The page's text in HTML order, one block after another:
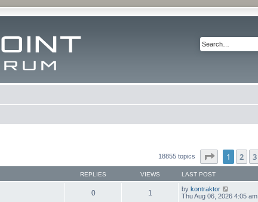
18855 topics Page of 755
1 2 3
REPLIES VIEWS LAST POST
0 1 by kontraktor
Thu Aug 06, 2026 4:05 am